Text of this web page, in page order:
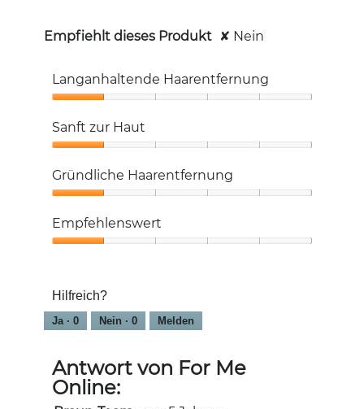
Empfiehlt dieses Produkt ✘ Nein
Langanhaltende Haarentfernung
Haarentfernung,
1
5
Sanft zur Haut
zur
Haut,
von
5
Gründliche Haarentfernung
Haarentfernung,
1
Empfehlenswert
5
Hilfreich?
Ja · 0 Nein · 0 Melden
Antwort von For Me
Online: